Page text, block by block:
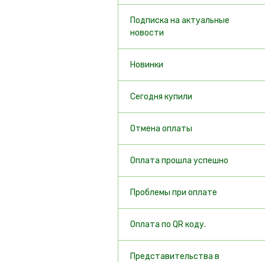
Подписка на актуальные
новости
Новинки
Сегодня купили
Отмена оплаты
Оплата прошла успешно
Проблемы при оплате
Оплата по QR коду.
Представительства в